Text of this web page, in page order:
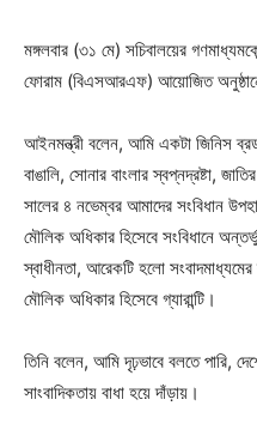
মঙ্গলবার (৩১ মে) সচিবালয়ের
ফোরাম (বিএসআরএফ) আয়োজিত
আইনমন্ত্রী বলেন, আমি একটা জিনিস
বাঙালি, সোনার বাংলার স্বপ্নদ্রষ্টা,
সালের ৪ নভেম্বর আমাদের সংবিধান
মৌলিক অধিকার হিসেবে সংবিধানে
স্বাধীনতা, আরেকটি হলো
মৌলিক অধিকার হিসেবে গ্যারান্টি।
তিনি বলেন, আমি দৃঢ়ভাবে বলতে পারি,
সাংবাদিকতায় বাধা হয়ে দাঁড়ায়।